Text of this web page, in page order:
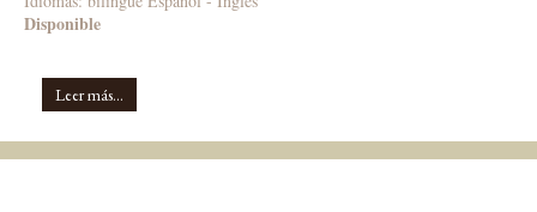
Disponible
Leer más...